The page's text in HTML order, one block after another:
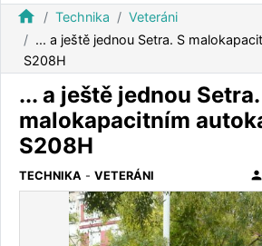
home Technika
Veteráni
... a ještě jednou Setra. S
S208H
... a ještě jednou Setra.
malokapacitním
S208H
TECHNIKA - VETERÁNI person